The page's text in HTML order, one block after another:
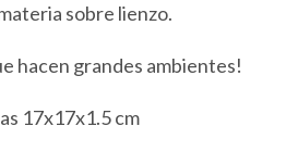
sobre lienzo.
hacen grandes ambientes!
17x17x1.5 cm